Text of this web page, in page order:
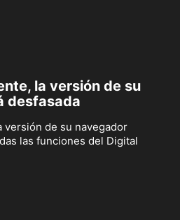
la versión de su
desfasada
versión de su navegador
las funciones del Digital